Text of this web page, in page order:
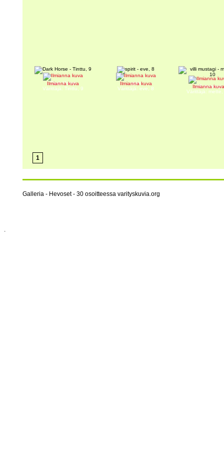
Ilmianna kuva
Dark Horse
Värittäjä: Tinttu, 9
Ilmianna kuva
spirit
Värittäjä: eve, 8
Ilmianna
villi mustagi
Värittäjä:
1
Galleria - Hevoset - 30 osoitteessa varityskuvia.org
.